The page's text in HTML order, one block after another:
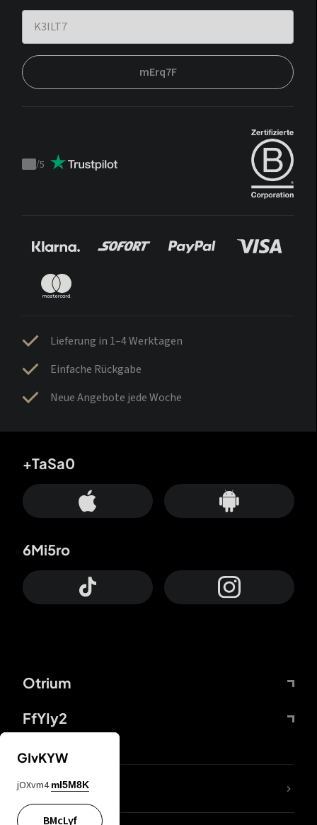
mErq7F
Trustpilot
/5
Lieferung in 1–4 Werktagen
Einfache Rückgabe
Neue Angebote jede Woche
Otrium
FfYIy2
+TaSa0
6Mi5ro
DDcvSo
GIvKYW
jOXvm4 mI5M8K
BMcLyf